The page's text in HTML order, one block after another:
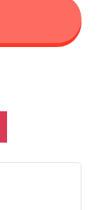
量